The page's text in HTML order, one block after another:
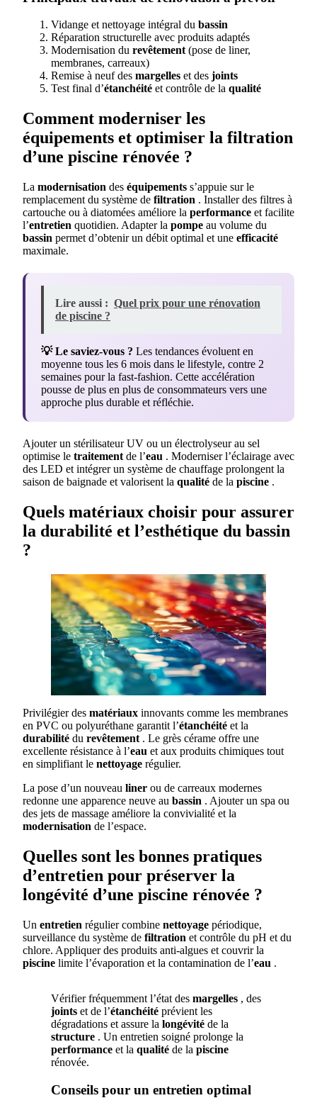
Vidange et nettoyage intégral du bassin
Réparation structurelle avec produits adaptés
Modernisation du revêtement(pose de liner,
membranes, carreaux)
Remise à neuf des margelles et des joints
Test final d’étanchéité et contrôle de la qualité
Comment moderniser les
équipements et optimiser la filtration
d’une piscine rénovée ?
La modernisation des équipements s’appuie sur le
remplacement du système de filtration . Installer des filtres à
cartouche ou à diatomées améliore la performance et facilite
l’entretien quotidien. Adapter la pompe au volume du
bassin permet d’obtenir un débit optimal et une efficacité
maximale.
Lire aussi : Quel prix pour une rénovation
de piscine ?
💡 Le saviez-vous ? Les tendances évoluent en
moyenne tous les 6 mois dans le lifestyle, contre 2
semaines pour la fast-fashion. Cette accélération
pousse de plus en plus de consommateurs vers une
approche plus durable et réfléchie.
Ajouter un stérilisateur UV ou un électrolyseur au sel
optimise le traitement de l’eau . Moderniser l’éclairage avec
des LED et intégrer un système de chauffage prolongent la
saison de baignade et valorisent la qualité de la piscine .
Quels matériaux choisir pour assurer
la durabilité et l’esthétique du bassin
?
Privilégier des matériaux innovants comme les membranes
en PVC ou polyuréthane garantit l’étanchéité et la
durabilité du revêtement . Le grès cérame offre une
excellente résistance à l’eau et aux produits chimiques tout
en simplifiant le nettoyage régulier.
La pose d’un nouveau liner ou de carreaux modernes
redonne une apparence neuve au bassin . Ajouter un spa ou
des jets de massage améliore la convivialité et la
modernisation de l’espace.
Quelles sont les bonnes pratiques
d’entretien pour préserver la
longévité d’une piscine rénovée ?
Un entretien régulier combine nettoyage périodique,
surveillance du système de filtration et contrôle du pH et du
chlore. Appliquer des produits anti-algues et couvrir la
piscine limite l’évaporation et la contamination de l’eau .
Vérifier fréquemment l’état des margelles , des
joints et de l’étanchéité prévient les
dégradations et assure la longévité de la
structure . Un entretien soigné prolonge la
performance et la qualité de la piscine
rénovée.
Conseils pour un entretien optimal